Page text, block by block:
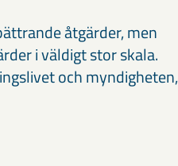
åtgärder, men
i väldigt stor skala.
och myndigheten,